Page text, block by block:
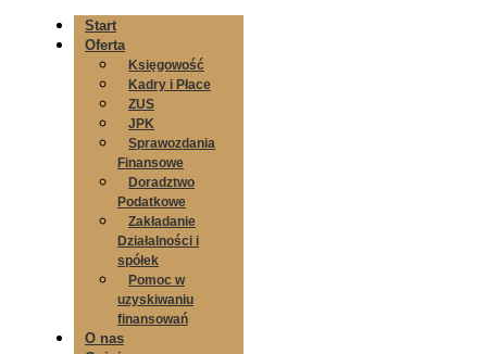
Start
Oferta
Księgowość
Kadry i Płace
ZUS
JPK
Sprawozdania
Finansowe
Doradztwo
Podatkowe
Zakładanie
Działalności i
spółek
Pomoc w
uzyskiwaniu
finansowań
O nas